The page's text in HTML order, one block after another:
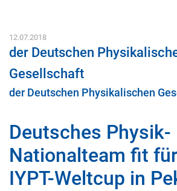
12.07.2018
der Deutschen
Gesellschaft
der Deutschen Physikalischen
Deutsches Physik-
Nationalteam fit
IYPT-Weltcup in